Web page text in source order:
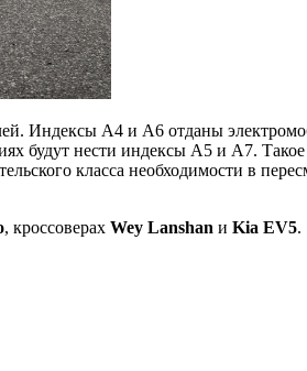
Индексы A4 и A6 отданы
будут нести индексы A5 и A7.
класса необходимости в
, кроссоверах Wey Lanshan и Kia EV5.